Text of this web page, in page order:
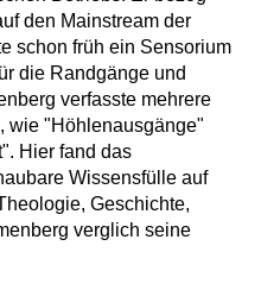
den Mainstream der
schon früh ein Sensorium
die Randgänge und
verfasste mehrere
wie "Höhlenausgänge"
Hier fand das
Wissensfülle auf
Geschichte,
verglich seine